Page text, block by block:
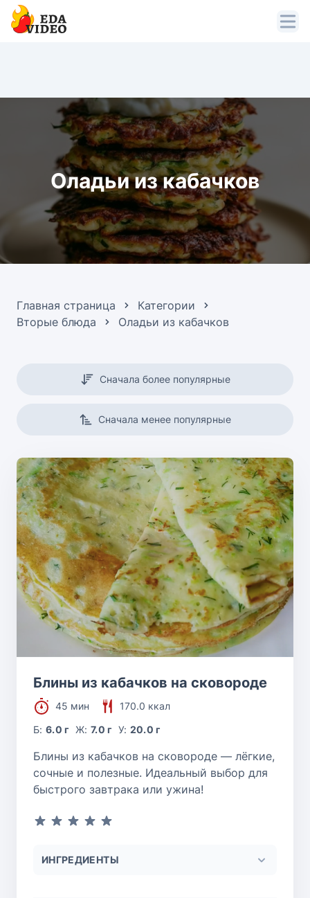
Оладьи из кабачков
Главная страница
Категории
Вторые блюда
Оладьи из кабачков
Сначала более популярные
Сначала менее популярные
Блины из кабачков на сковороде
45 мин
170.0 ккал
Б:6.0 г Ж: 7.0 г У: 20.0 г
Блины из кабачков на сковороде — лёгкие,
сочные и полезные. Идеальный выбор для
быстрого завтрака или ужина!
ИНГРЕДИЕНТЫ